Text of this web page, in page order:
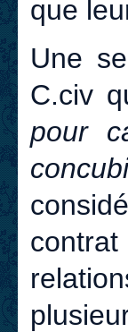
que
Une
C.civ
pour